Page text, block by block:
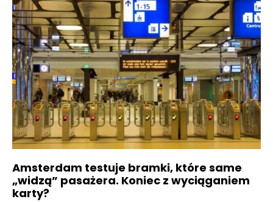
Amsterdam testuje bramki, które same
„widzą” pasażera. Koniec z wyciąganiem
karty?